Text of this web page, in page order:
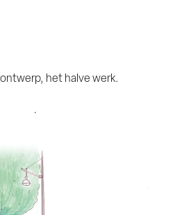
het halve werk.
.